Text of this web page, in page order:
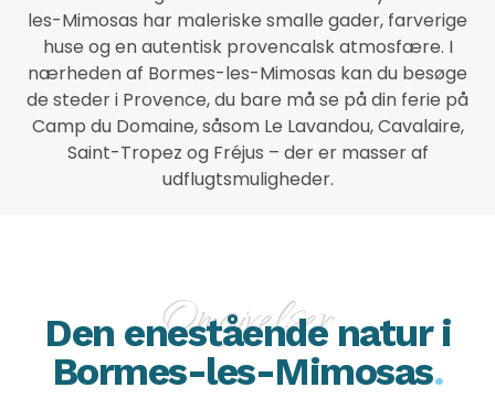
les-Mimosas har maleriske smalle gader, farverige
huse og en autentisk provencalsk atmosfære. I
nærheden af Bormes-les-Mimosas kan du besøge
de steder i Provence, du bare må se på din ferie på
Camp du Domaine, såsom Le Lavandou, Cavalaire,
Saint-Tropez og Fréjus – der er masser af
udflugtsmuligheder.
Omgivelser
Den enestående natur i
Bormes-les-Mimosas.